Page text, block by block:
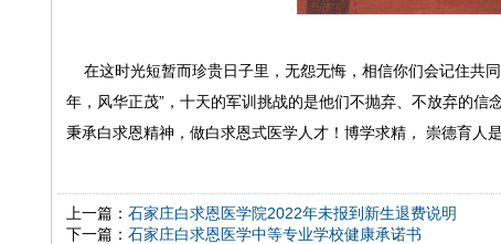
在这时光短暂而珍贵日子里，无怨无悔，相信你们会记住共
年，风华正茂”，十天的军训挑战的是他们不抛弃、不放弃的
秉承白求恩精神，做白求恩式医学人才！博学求精， 崇德育人
上一篇： 石家庄白求恩医学院2022年未报到新生退费说明
下一篇： 石家庄白求恩医学中等专业学校健康承诺书